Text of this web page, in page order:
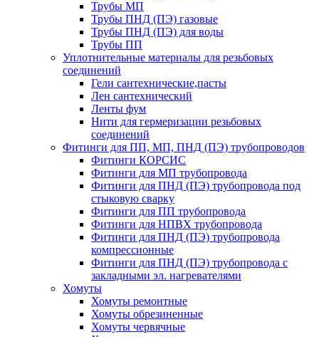
Трубы МП
Трубы ПНД (ПЭ) газовые
Трубы ПНД (ПЭ) для воды
Трубы ПП
Уплотнительные материалы для резьбовых
соединений
Гели сантехнические,пасты
Лен сантехнический
Ленты фум
Нити для гермеризации резьбовых
соединений
Фитинги для ПП, МП, ПНД (ПЭ) трубопроводов
Фитинги КОРСИС
Фитинги для МП трубопровода
Фитинги для ПНД (ПЭ) трубопровода под
стыковую сварку
Фитинги для ПП трубопровода
Фитинги для НПВХ трубопровода
Фитинги для ПНД (ПЭ) трубопровода
компрессионные
Фитинги для ПНД (ПЭ) трубопровода с
закладными эл. нагревателями
Хомуты
Хомуты ремонтные
Хомуты обрезиненные
Хомуты червячные